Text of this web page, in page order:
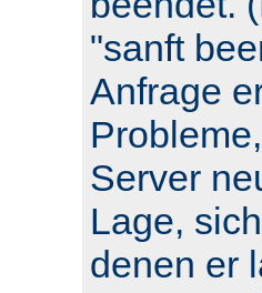
"sanft
Anfrage
Server
Lage,
denen er